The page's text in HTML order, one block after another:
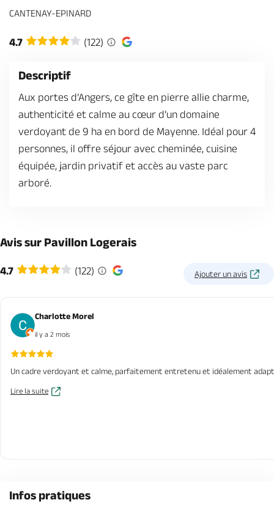
Brochures & Cartes Offices de tourisme Comment venir ?
CANTENAY-EPINARD
4.7 (122)
Descriptif
Aux portes d’Angers, ce gîte en pierre allie charme,
authenticité et calme au cœur d’un domaine
verdoyant de 9 ha en bord de Mayenne. Idéal pour 4
personnes, il offre séjour avec cheminée, cuisine
équipée, jardin privatif et accès au vaste parc
arboré.
Avis sur Pavillon Logerais
4.7 (122) Ajouter un avis
Charlotte Morel
il y a 2 mois
Un cadre verdoyant et calme, parfaitement entretenu et idéalement
Lire la suite
Infos pratiques